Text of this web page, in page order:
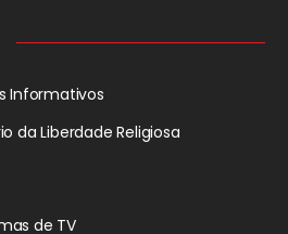
Informativos
da Liberdade Religiosa
de TV